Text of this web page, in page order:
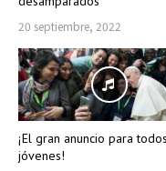
20 septiembre, 2022
¡El gran anuncio para
jóvenes!